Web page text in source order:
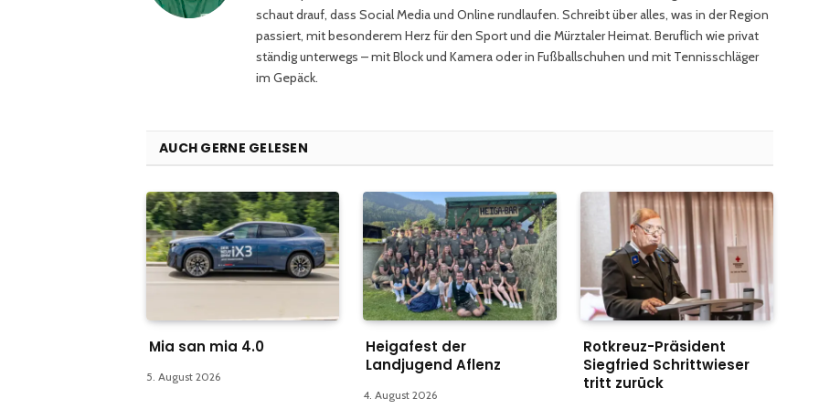
schaut drauf, dass Social Media und Online rundlaufen. Schreibt über alles, was in der Region
passiert, mit besonderem Herz für den Sport und die Mürztaler Heimat. Beruflich wie privat
ständig unterwegs – mit Block und Kamera oder in Fußballschuhen und mit Tennisschläger
im Gepäck.
AUCH GERNE GELESEN
Mia san mia 4.0
5. August 2026
Heigafest der
Landjugend Aflenz
4. August 2026
Rotkreuz-Präsident
Siegfried Schrittwieser
tritt zurück